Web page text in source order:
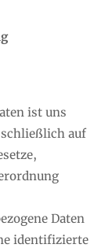
ist uns
auf
Daten
identifizierte